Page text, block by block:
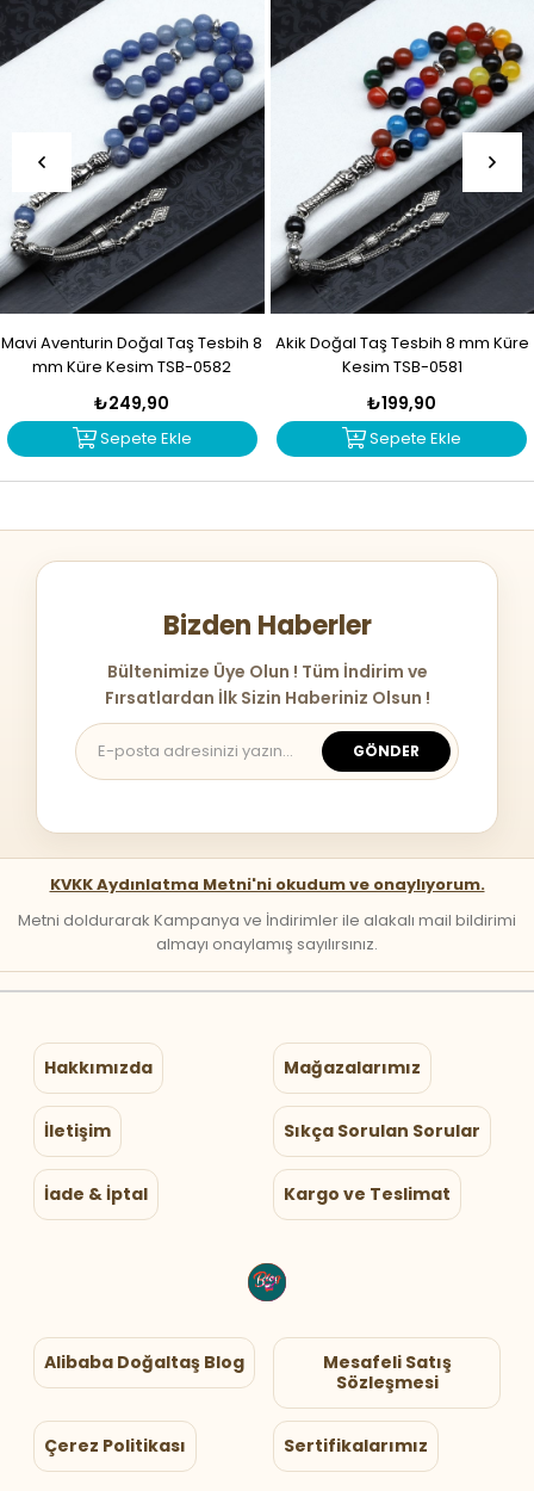
Mavi Aventurin Doğal Taş Tesbih 8
mm Küre Kesim TSB-0582
₺249,90
Sepete Ekle
Akik Doğal Taş Tesbih 8 mm Küre
Kesim TSB-0581
₺199,90
Sepete Ekle
Bizden Haberler
Bültenimize Üye Olun ! Tüm İndirim ve
Fırsatlardan İlk Sizin Haberiniz Olsun !
GÖNDER
KVKK Aydınlatma Metni'ni okudum ve onaylıyorum.
Metni doldurarak Kampanya ve İndirimler ile alakalı mail bildirimi
almayı onaylamış sayılırsınız.
Hakkımızda Mağazalarımız
İletişim Sıkça Sorulan Sorular
İade & İptal Kargo ve Teslimat
Alibaba Doğaltaş Blog
Mesafeli Satış
Sözleşmesi
Çerez Politikası Sertifikalarımız